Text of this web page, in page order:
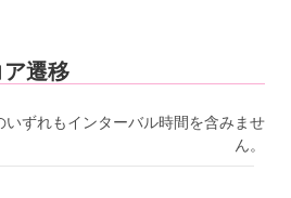
遷移
ずれもインターバル時間を含みませ
ん。